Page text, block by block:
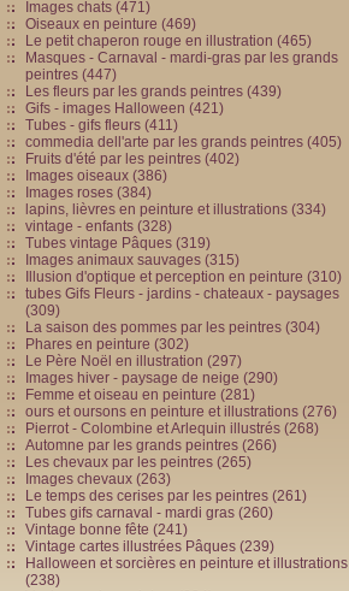
Images chats (471)
Oiseaux en peinture (469)
Le petit chaperon rouge en illustration (465)
Masques - Carnaval - mardi-gras par les grands
peintres (447)
Les fleurs par les grands peintres (439)
Gifs - images Halloween (421)
Tubes - gifs fleurs (411)
commedia dell'arte par les grands peintres (405)
Fruits d'été par les peintres (402)
Images oiseaux (386)
Images roses (384)
lapins, lièvres en peinture et illustrations (334)
vintage - enfants (328)
Tubes vintage Pâques (319)
Images animaux sauvages (315)
Illusion d'optique et perception en peinture (310)
tubes Gifs Fleurs - jardins - chateaux - paysages
(309)
La saison des pommes par les peintres (304)
Phares en peinture (302)
Le Père Noël en illustration (297)
Images hiver - paysage de neige (290)
Femme et oiseau en peinture (281)
ours et oursons en peinture et illustrations (276)
Pierrot - Colombine et Arlequin illustrés (268)
Automne par les grands peintres (266)
Les chevaux par les peintres (265)
Images chevaux (263)
Le temps des cerises par les peintres (261)
Tubes gifs carnaval - mardi gras (260)
Vintage bonne fête (241)
Vintage cartes illustrées Pâques (239)
Halloween et sorcières en peinture et illustrations
(238)